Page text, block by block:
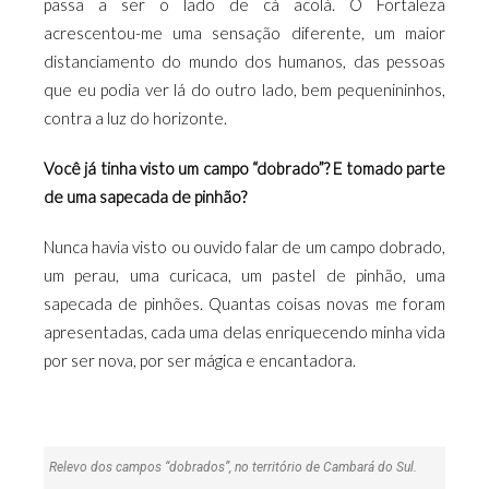
passa a ser o lado de cá acolá. O Fortaleza
acrescentou-me uma sensação diferente, um maior
distanciamento do mundo dos humanos, das pessoas
que eu podia ver lá do outro lado, bem pequenininhos,
contra a luz do horizonte.
Você já tinha visto um campo “dobrado”? E tomado parte
de uma sapecada de pinhão?
Nunca havia visto ou ouvido falar de um campo dobrado,
um perau, uma curicaca, um pastel de pinhão, uma
sapecada de pinhões. Quantas coisas novas me foram
apresentadas, cada uma delas enriquecendo minha vida
por ser nova, por ser mágica e encantadora.
Relevo dos campos “dobrados”, no território de Cambará do Sul.